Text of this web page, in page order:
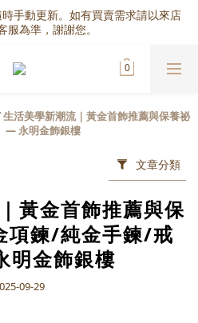
手動更新。如有買賣需求請以來店
服為準，謝謝您。
生活美學新潮流｜黃金首飾推薦與保養祕
— 永明金飾銀樓
文章分類
黃金首飾推薦與保
項鍊/純金手鍊/戒
金飾銀樓
09-29